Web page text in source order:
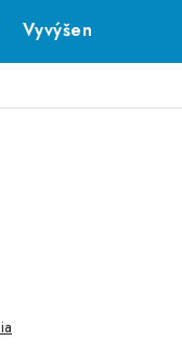
Vyvýšené záhony